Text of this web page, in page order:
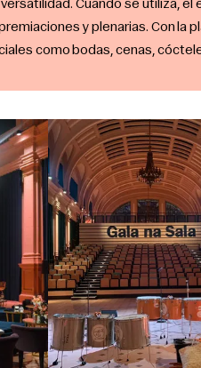
Cuando se utiliza,
y plenarias. Con la
como bodas, cenas,